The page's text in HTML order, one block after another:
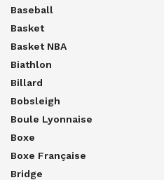
Baseball
Basket
Basket NBA
Biathlon
Billard
Bobsleigh
Boule Lyonnaise
Boxe
Boxe Française
Bridge